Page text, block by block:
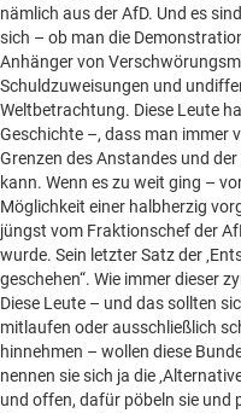
nämlich aus der AfD. Und es
sich – ob man die
Anhänger von
Schuldzuweisungen und
Weltbetrachtung. Diese Leute
Geschichte –, dass man immer
Grenzen des Anstandes und
kann. Wenn es zu weit ging –
Möglichkeit einer halbherzig
jüngst vom Fraktionschef der
wurde. Sein letzter Satz der
geschehen“. Wie immer dieser
Diese Leute – und das sollten
mitlaufen oder ausschließlich
hinnehmen – wollen diese
nennen sie sich ja die
und offen, dafür pöbeln sie und